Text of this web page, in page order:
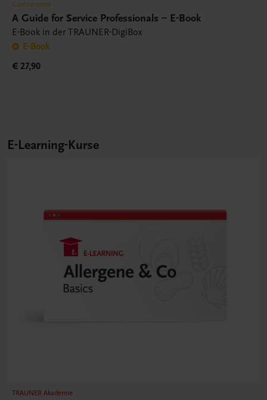
Gastronomie
A Guide for Service Professionals – E-Book
E-Book in der TRAUNER-DigiBox
E-Book
€ 27,90
E-Learning-Kurse
TRAUNER Akademie